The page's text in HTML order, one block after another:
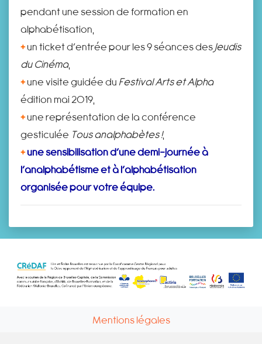
pendant une session de formation en
alphabétisation,
+un ticket d’entrée pour les 9 séances des Jeudis
du Cinéma,
+une visite guidée du Festival Arts et Alpha
édition mai 2019,
+une représentation de la conférence
gesticulée Tous analphabètes !,
+une sensibilisation d’une demi-journée à
l’analphabétisme et à l’alphabétisation
organisée pour votre équipe.
Mentions légales